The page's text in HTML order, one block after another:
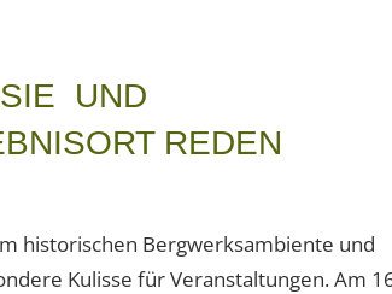
UND R
REDEN
historischen Bergwerksambiente und
Kulisse für Veranstaltungen. Am